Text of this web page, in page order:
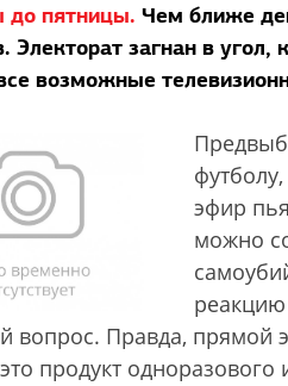
до пятницы. Чем ближе
Электорат загнан в угол,
возможные
эфир
можно
реакцию
вопрос. Правда, прямой
продукт